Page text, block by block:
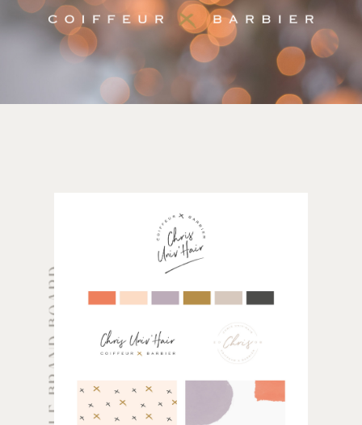
LE BRAND BOARD